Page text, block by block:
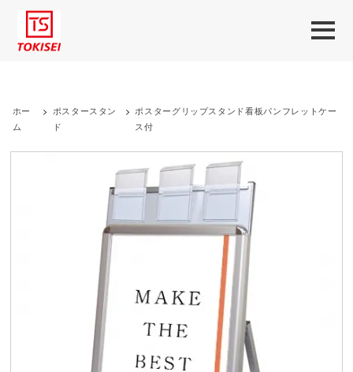
ホー
ム
> ポスタースタン
ド
> ポスターグリップスタンド看板パンフレットケー
ス付